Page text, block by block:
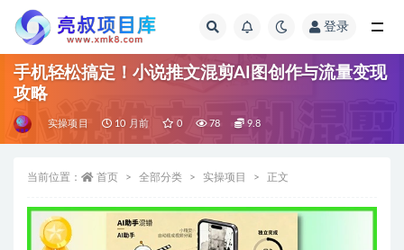
登录
手机轻松搞定！小说推文混剪AI图创作与流量变现
攻略
实操项目 10 月前 0 78 9.8
当前位置： 首页 全部分类 实操项目 正文